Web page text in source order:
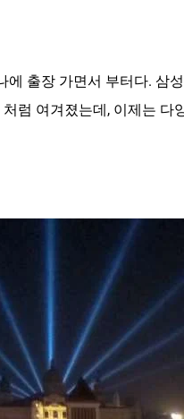
에 출장 가면서 부터다.
럼 여겨졌는데, 이제는